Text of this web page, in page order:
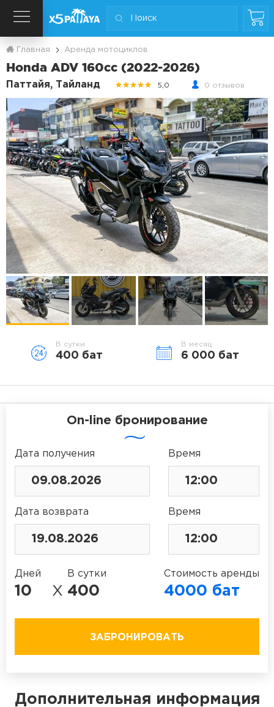
Главная Аренда мотоциклов
Honda ADV 160сс (2022-2026)
Паттайя, Тайланд 5,0 0 отзывов
В сутки
400 бат
В месяц
6 000 бат
On-line бронирование
Дата получения Время
Дата возврата Время
Дней
10 X
В сутки
400
Стоимость аренды
4000 бат
ЗАБРОНИРОВАТЬ
Дополнительная информация